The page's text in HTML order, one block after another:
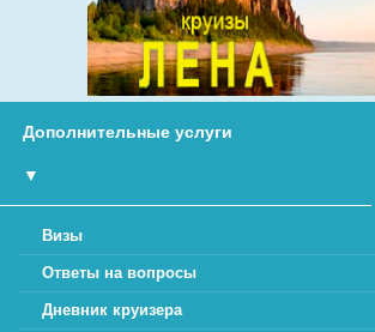
Дополнительные услуги
▼
Визы
Ответы на вопросы
Дневник круизера